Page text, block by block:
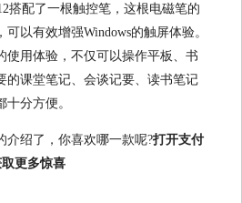
搭配了一根触控笔，这根电磁笔的
以有效增强Windows的触屏体验。
使用体验，不仅可以操作平板、书
的课堂笔记、会谈记要、读书笔记
分方便。
介绍了，你喜欢哪一款呢?打开支付
更多惊喜